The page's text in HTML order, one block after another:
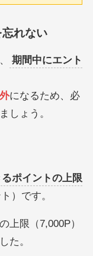
れない
期間中にエント
になるため、必
しょう。
ポイントの上限
）です。
上限（7,000P）
た。